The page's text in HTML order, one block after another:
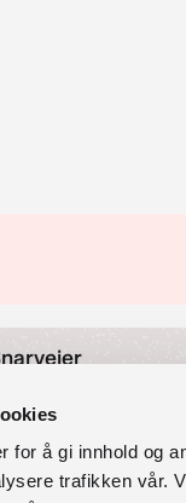
for å gi innhold og
trafikken vår.
oss